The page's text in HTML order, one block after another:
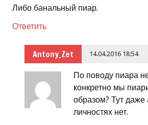
Либо банальный пиар.
Ответить
Antony_Zet 14.04.2016 18:54
По поводу пиара
конкретно мы
образом? Тут
личностях нет.